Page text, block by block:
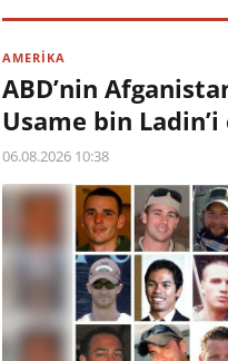
AMERİKA
ABD’nin
Usame bin
06.08.2026 10:38